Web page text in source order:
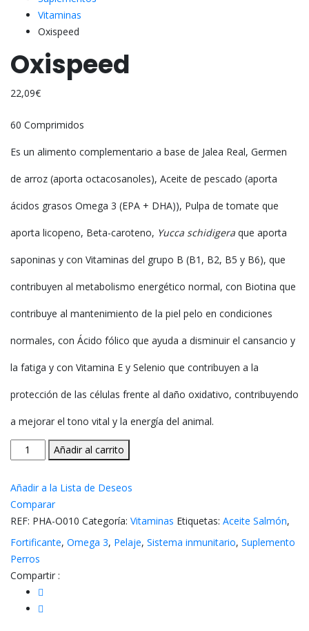
Vitaminas
Oxispeed
Oxispeed
22,09€
60 Comprimidos
Es un alimento complementario a base de Jalea Real, Germen
de arroz (aporta octacosanoles), Aceite de pescado (aporta
ácidos grasos Omega 3 (EPA + DHA)), Pulpa de tomate que
aporta licopeno, Beta-caroteno, Yucca schidigera que aporta
saponinas y con Vitaminas del grupo B (B1, B2, B5 y B6), que
contribuyen al metabolismo energético normal, con Biotina que
contribuye al mantenimiento de la piel pelo en condiciones
normales, con Ácido fólico que ayuda a disminuir el cansancio y
la fatiga y con Vitamina E y Selenio que contribuyen a la
protección de las células frente al daño oxidativo, contribuyendo
a mejorar el tono vital y la energía del animal.
Oxispeed
cantidad
Añadir al carrito
Añadir a la Lista de Deseos
Comparar
REF: PHA-O010 Categoría: Vitaminas Etiquetas: Aceite Salmón,
Fortificante, Omega 3, Pelaje, Sistema inmunitario, Suplemento
Perros
Compartir :